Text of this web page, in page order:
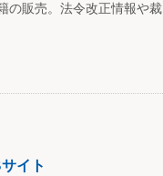
の販売。法令改正情報や裁
イト